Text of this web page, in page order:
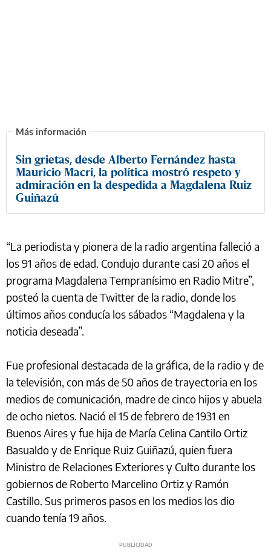
Sin grietas, desde Alberto Fernández hasta
Mauricio Macri, la política mostró respeto y
admiración en la despedida a Magdalena Ruiz
Guiñazú
“La periodista y pionera de la radio argentina falleció a
los 91 años de edad. Condujo durante casi 20 años el
programa Magdalena Tempranísimo en Radio Mitre”,
posteó la cuenta de Twitter de la radio, donde los
últimos años conducía los sábados “Magdalena y la
noticia deseada”.
Fue profesional destacada de la gráfica, de la radio y de
la televisión, con más de 50 años de trayectoria en los
medios de comunicación, madre de cinco hijos y abuela
de ocho nietos. Nació el 15 de febrero de 1931 en
Buenos Aires y fue hija de María Celina Cantilo Ortiz
Basualdo y de Enrique Ruiz Guiñazú, quien fuera
Ministro de Relaciones Exteriores y Culto durante los
gobiernos de Roberto Marcelino Ortiz y Ramón
Castillo. Sus primeros pasos en los medios los dio
cuando tenía 19 años.